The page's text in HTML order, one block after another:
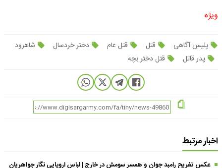
ویژه
پلیس آگاهی قتل قتل عام دختر خردسال
شاهرود
پدر قاتل
قتل دختر بچه
اخبار مرتبط
عکس تفریح رامبد جوان و همسر سومش در خارج | لباس اروپایی نگار جواهریان